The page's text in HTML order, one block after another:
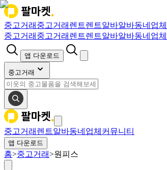
중고거래 중고거래 렌트렌트알바알바동네업체
중고거래 중고거래 렌트렌트알바알바동네업체
앱 다운로드
중고거래
중고거래 렌트알바동네업체 커뮤니티
앱 다운로드
홈>중고거래>원피스